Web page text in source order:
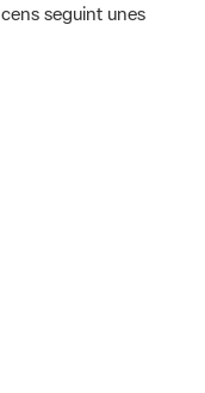
seguint unes
es de 0 estrellas de